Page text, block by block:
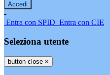
-
Entra con SPID Entra con CIE
Seleziona utente
button close ×